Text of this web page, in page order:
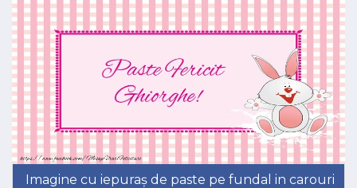
Imagine cu iepuraș de paste pe fundal in carouri